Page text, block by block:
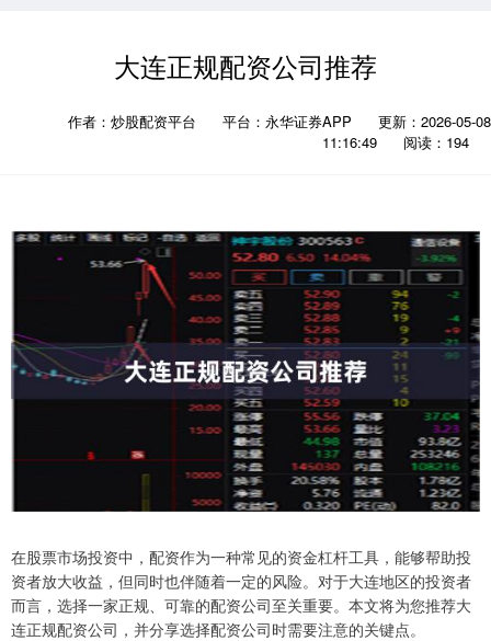
大连正规配资公司推荐
作者：炒股配资平台 平台：永华证券APP
更新：2026-05-08
11:16:49
阅读：194
在股票市场投资中，配资作为一种常见的资金杠杆工具，能够帮助投
资者放大收益，但同时也伴随着一定的风险。对于大连地区的投资者
而言，选择一家正规、可靠的配资公司至关重要。本文将为您推荐大
连正规配资公司，并分享选择配资公司时需要注意的关键点。